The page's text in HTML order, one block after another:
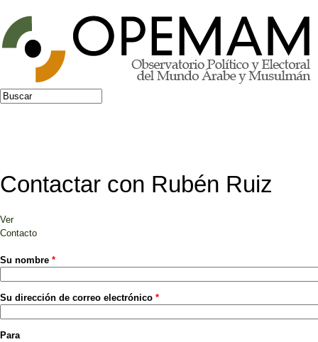
Jump to navigation
Formulario de búsqueda
Buscar
Contactar con Rubén Ruiz
Solapas principales
Ver
Contacto
Su nombre *
Su dirección de correo electrónico *
Para